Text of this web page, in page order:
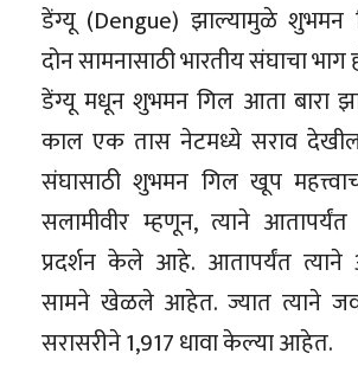
डेंग्यू (Dengue) झाल्यामुळे शुभमन
दोन सामनासाठी भारतीय संघाचा
डेंग्यू मधून शुभमन गिल आता बारा
काल एक तास नेटमध्ये सराव
संघासाठी शुभमन गिल खूप
सलामीवीर म्हणून, त्याने
प्रदर्शन केले आहे. आतापर्यंत त्याने
सामने खेळले आहेत. ज्यात त्याने
सरासरीने 1,917 धावा केल्या आहेत.